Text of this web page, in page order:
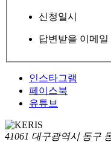
신청일시
답변받을 이메일
인스타그램
페이스북
유튜브
41061 대구광역시 동구